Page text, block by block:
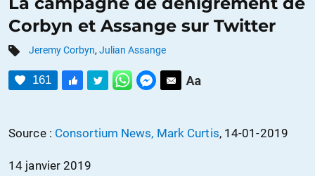
DOSSIERS
CATÉGORIES
Corbyn et Assange sur Twitter
Jeremy Corbyn, Julian Assange
161
Source : Consortium News, Mark Curtis, 14-01-2019
14 janvier 2019